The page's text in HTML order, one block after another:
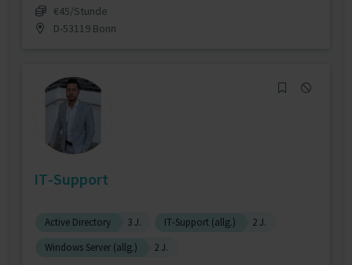
€45/Stunde
D-53119 Bonn
IT-Support
Active Directory 3 J. IT-Support (allg.)
2 J.
Windows Server (allg.)
2 J.